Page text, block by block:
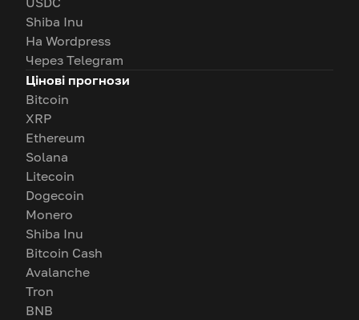
Shiba Inu
На Wordpress
Через Telegram
Цінові прогнози
Bitcoin
XRP
Ethereum
Solana
Litecoin
Dogecoin
Monero
Shiba Inu
Bitcoin Cash
Avalanche
Tron
BNB